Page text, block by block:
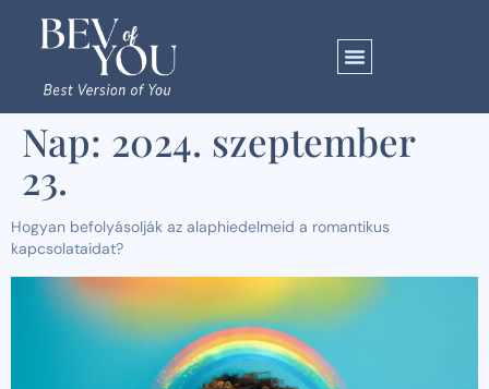
Nap: 2024. szeptember
23.
Hogyan befolyásolják az alaphiedelmeid a romantikus
kapcsolataidat?